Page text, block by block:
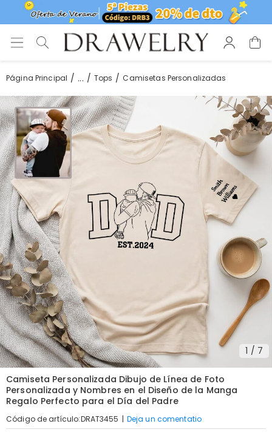
Página Principal ... Tops Camisetas Personalizadas
1 / 7
Camiseta Personalizada Dibujo de Línea de Foto
Personalizada y Nombres en el Diseño de la Manga
Regalo Perfecto para el Día del Padre
Código de artículo:DRAT3455 | Deja un comentatio